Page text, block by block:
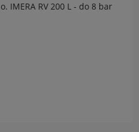
IMERA RV 200 L - do 8 bar